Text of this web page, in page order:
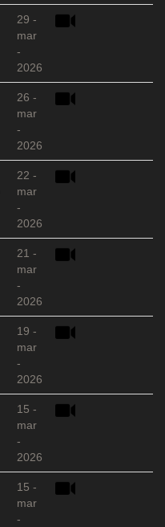
29 -
mar
-
2026
26 -
mar
-
2026
22 -
mar
-
2026
21 -
mar
-
2026
19 -
mar
-
2026
15 -
mar
-
2026
15 -
mar
-